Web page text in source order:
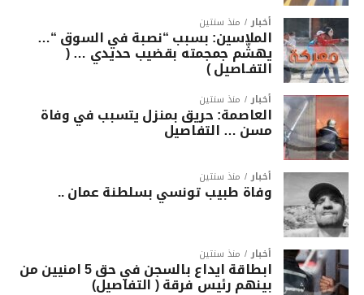
أخبار منذ سنتين
الملاسين: بسبب “نصبة في السوق “…
يهشّم جمجمته بقضيب حديدي … (
التفـاصيل )
أخبار منذ سنتين
العاصمة: حريق بمنزل يتسبب في وفاة
مسن … التفاصيل
أخبار منذ سنتين
وفاة طبيب تونسي بسلطنة عمان ..
أخبار منذ سنتين
ابطاقة ايداع بالسجن في حق 5 امنيين من
بينهم رئيس فرقة ( التفاصيل)